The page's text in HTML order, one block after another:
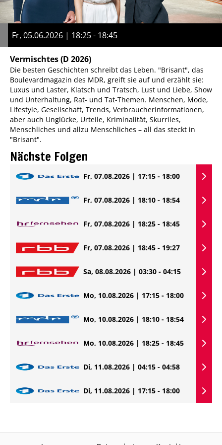
Fr, 05.06.2026 | 18:25 - 18:45
Vermischtes(D 2026)
Die besten Geschichten schreibt das Leben. "Brisant", das
Boulevardmagazin des MDR, greift sie auf und erzählt sie:
Luxus und Laster, Klatsch und Tratsch, Lust und Liebe, Show
und Unterhaltung, Rat- und Tat-Themen. Menschen, Mode,
Lifestyle, Gesellschaft, Trends, Verbraucherinformationen,
aber auch Unglücke, Urteile, Kriminalität, Skurriles,
Menschliches und allzu Menschliches – all das steckt in
"Brisant".
Nächste Folgen
Fr, 07.08.2026 | 17:15 - 18:00
Fr, 07.08.2026 | 18:10 - 18:54
Fr, 07.08.2026 | 18:25 - 18:45
Fr, 07.08.2026 | 18:45 - 19:27
Sa, 08.08.2026 | 03:30 - 04:15
Mo, 10.08.2026 | 17:15 - 18:00
Mo, 10.08.2026 | 18:10 - 18:54
Mo, 10.08.2026 | 18:25 - 18:45
Di, 11.08.2026 | 04:15 - 04:58
Di, 11.08.2026 | 17:15 - 18:00